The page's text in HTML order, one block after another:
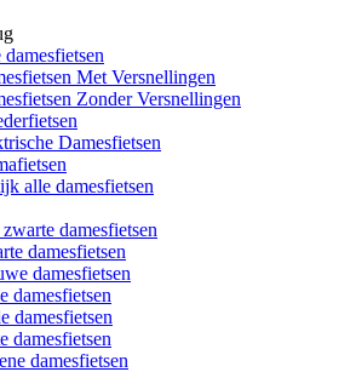
damesfietsen
Met Versnellingen
Zonder Versnellingen
Damesfietsen
alle damesfietsen
damesfietsen
damesfietsen
damesfietsen
damesfietsen
damesfietsen
damesfietsen
damesfietsen